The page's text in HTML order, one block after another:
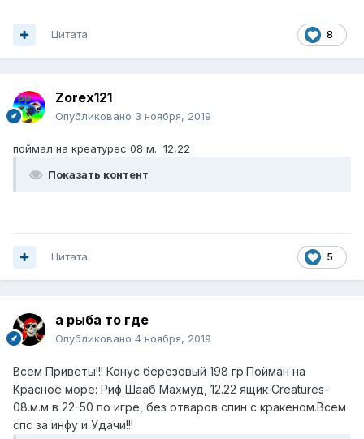
8
Цитата
Zorex121
Опубликовано 3 ноября, 2019
поймал на креатурес 08 м. 12,22
Показать контент
5
Цитата
а рыба то где
Опубликовано 4 ноября, 2019
Всем Приветы!!! Конус березовый 198 гр.Пойман на
Красное море: Риф Шааб Махмуд, 12.22 ящик Creatures-
08.м.м в 22-50 по игре, без отваров спин с кракеном.Всем
спс за инфу и Удачи!!!